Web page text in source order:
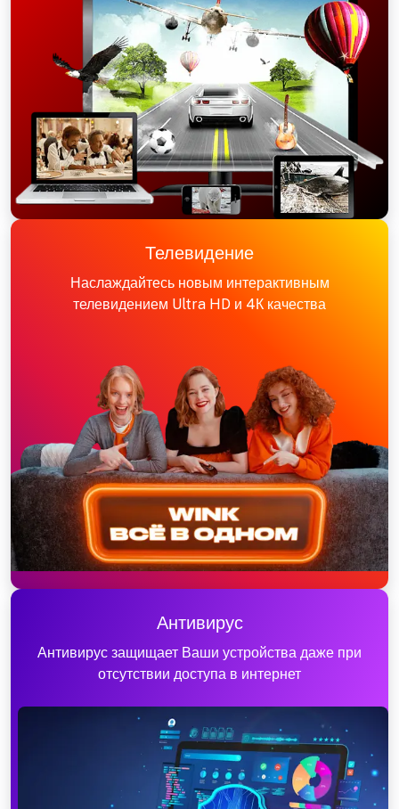
Телевидение
Наслаждайтесь новым интерактивным
телевидением Ultra HD и 4К качества
Антивирус
Антивирус защищает Ваши устройства даже при
отсутствии доступа в интернет